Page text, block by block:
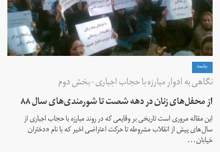
جامعه
نگاهی به ادوار مبارزه با حجاب اجباری - بخش دوم
از محفل‌های زنان در دهه شصت تا شورمندی‌های سال ۸۸
این مقاله مروری است تاریخی بر وقایعی که در روند مبارزه با حجاب اجباری از
سال‌های پیش از انقلاب مشروطه تا حرکت اعتراضی اخیر که با نام «دختران
خیابان...